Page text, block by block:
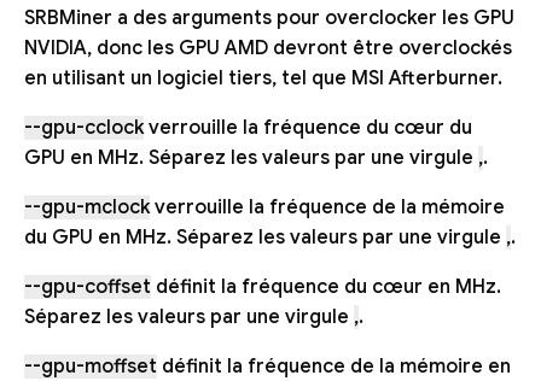
SRBMiner a des arguments pour overclocker les GPU
NVIDIA, donc les GPU AMD devront être overclockés
en utilisant un logiciel tiers, tel que MSI Afterburner.
--gpu-cclockverrouille la fréquence du cœur du
GPU en MHz. Séparez les valeurs par une virgule ,.
--gpu-mclockverrouille la fréquence de la mémoire
du GPU en MHz. Séparez les valeurs par une virgule ,.
--gpu-coffset définit la fréquence du cœur en MHz.
Séparez les valeurs par une virgule ,.
--gpu-moffset définit la fréquence de la mémoire en